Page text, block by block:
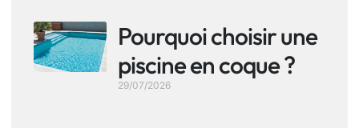
Pourquoi choisir une
piscine en coque ?
29/07/2026